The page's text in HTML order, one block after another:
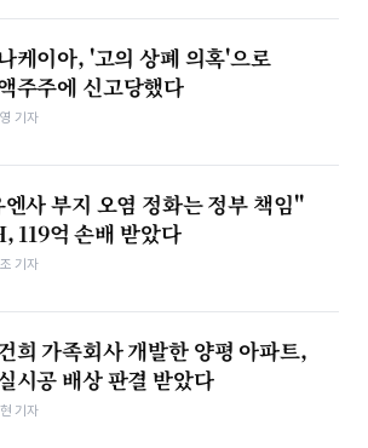
케이아, '고의 상폐 의혹'으로
주주에 신고당했다
기자
사 부지 오염 정화는 정부 책임"
119억 손배 받았다
기자
희 가족회사 개발한 양평 아파트,
시공 배상 판결 받았다
기자